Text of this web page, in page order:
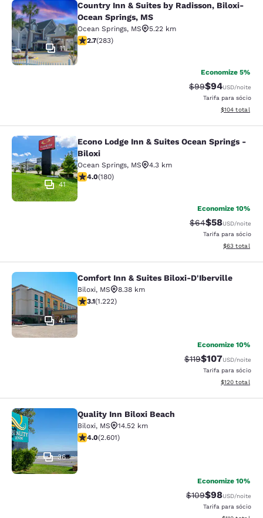
Country Inn & Suites by Radisson,
11
Country Inn & Suites by Radisson, Biloxi-
Ocean Springs, MS
Ocean Springs, MS
5.22 km
classificação 2.71 estrelas. Razoável. 283 avaliações
2.7(283)
Economize 5%
Tarifa anterior
$99Tarifa com
$94USD/noite
Tarifa para sócio
Exibir
$104 total
Econo Lodge Inn & Suites Ocean
41
Econo Lodge Inn & Suites Ocean Springs -
Biloxi
Ocean Springs, MS
4.3 km
classificação 4.03 estrelas. Muito bom. 180 avaliações
4.0(180)
Economize 10%
Tarifa anterior
$64Tarifa com
$58USD/noite
Tarifa para sócio
Exibir
$63 total
Comfort Inn & Suites Biloxi-
41
Comfort Inn & Suites Biloxi-D'Iberville
Biloxi, MS
8.38 km
classificação 3.12 estrelas. Bom. 1222 avaliações
3.1(1.222)
Economize 10%
Tarifa anterior
$119Tarifa com
$107USD/noite
Tarifa para sócio
Exibir
$120 total
Quality Inn Biloxi Beach
36
Quality Inn Biloxi Beach
Biloxi, MS
14.52 km
classificação 3.95 estrelas. Bom. 2601 avaliações
4.0(2.601)
Economize 10%
Tarifa anterior
$109Tarifa com
$98USD/noite
Tarifa para sócio